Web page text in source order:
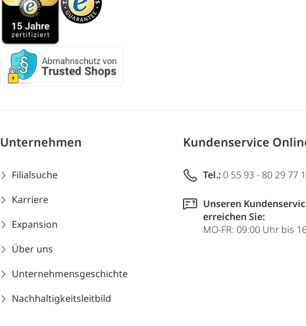
Unternehmen
Filialsuche
Karriere
Expansion
Über uns
Unternehmensgeschichte
Nachhaltigkeitsleitbild
Kundenservice
Tel.: 0 55 93 - 80 29 77
Unseren
erreichen Sie:
MO-FR: 09:00 Uhr bis